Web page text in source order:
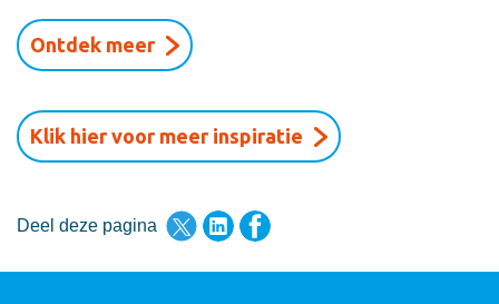
Ontdek meer
Klik hier voor meer inspiratie
Deel deze pagina Deel deze pagina via Twitter
Deel deze pagina via